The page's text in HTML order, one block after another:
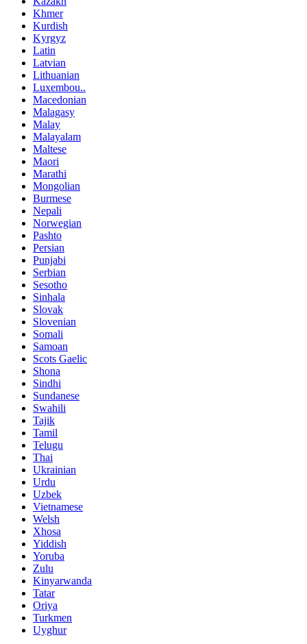
Khmer
Kurdish
Kyrgyz
Latin
Latvian
Lithuanian
Luxembou..
Macedonian
Malagasy
Malay
Malayalam
Maltese
Maori
Marathi
Mongolian
Burmese
Nepali
Norwegian
Pashto
Persian
Punjabi
Serbian
Sesotho
Sinhala
Slovak
Slovenian
Somali
Samoan
Scots Gaelic
Shona
Sindhi
Sundanese
Swahili
Tajik
Tamil
Telugu
Thai
Ukrainian
Urdu
Uzbek
Vietnamese
Welsh
Xhosa
Yiddish
Yoruba
Zulu
Kinyarwanda
Tatar
Oriya
Turkmen
Uyghur